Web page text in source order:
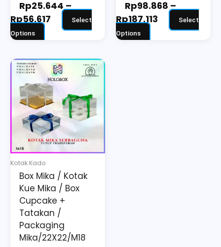
Rp25.644 –
Rp56.617
Select
Options
Rp98.868 –
Rp187.113
Select
Options
Kotak Kado
Box Mika / Kotak
Kue Mika / Box
Cupcake +
Tatakan /
Packaging
Mika/22X22/M18
Price
range:
through
Rp48.763
This
product
has
multiple
variants.
The
options
be
chosen
on
the
product
page